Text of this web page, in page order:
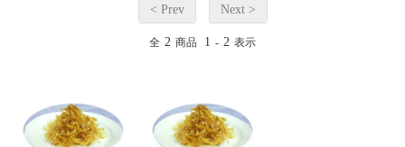
< Prev Next >
全 2 商品 1 - 2 表示